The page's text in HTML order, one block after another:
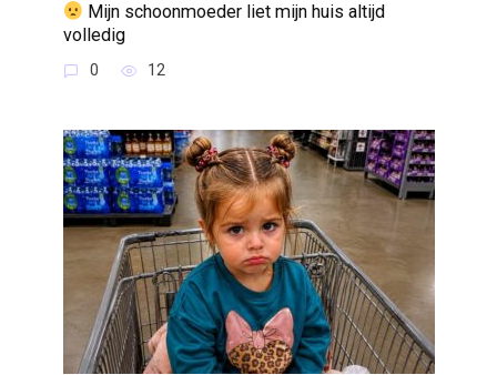
Mijn schoonmoeder liet mijn huis altijd
volledig
0 12